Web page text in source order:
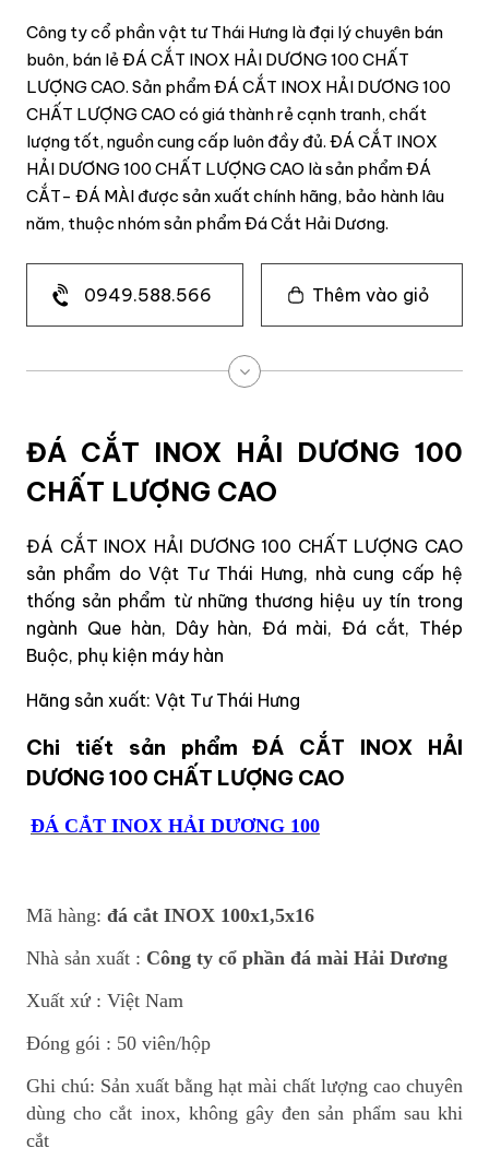
Công ty cổ phần vật tư Thái Hưng là đại lý chuyên bán
buôn, bán lẻ ĐÁ CẮT INOX HẢI DƯƠNG 100 CHẤT
LƯỢNG CAO. Sản phẩm ĐÁ CẮT INOX HẢI DƯƠNG 100
CHẤT LƯỢNG CAO có giá thành rẻ cạnh tranh, chất
lượng tốt, nguồn cung cấp luôn đầy đủ. ĐÁ CẮT INOX
HẢI DƯƠNG 100 CHẤT LƯỢNG CAO là sản phẩm ĐÁ
CẮT- ĐÁ MÀI được sản xuất chính hãng, bảo hành lâu
năm, thuộc nhóm sản phẩm Đá Cắt Hải Dương.
0949.588.566 Thêm vào giỏ
ĐÁ CẮT INOX HẢI DƯƠNG 100
CHẤT LƯỢNG CAO
ĐÁ CẮT INOX HẢI DƯƠNG 100 CHẤT LƯỢNG CAO
sản phẩm do Vật Tư Thái Hưng, nhà cung cấp hệ
thống sản phẩm từ những thương hiệu uy tín trong
ngành Que hàn, Dây hàn, Đá mài, Đá cắt, Thép
Buộc, phụ kiện máy hàn
Hãng sản xuất: Vật Tư Thái Hưng
Chi tiết sản phẩm ĐÁ CẮT INOX HẢI
DƯƠNG 100 CHẤT LƯỢNG CAO
ĐÁ CẮT INOX HẢI DƯƠNG 100
Mã hàng: đá cắt INOX 100x1,5x16
Nhà sản xuất : Công ty cổ phần đá mài Hải Dương
Xuất xứ : Việt Nam
Đóng gói : 50 viên/hộp
Ghi chú: Sản xuất bằng hạt mài chất lượng cao chuyên
dùng cho cắt inox, không gây đen sản phẩm sau khi
cắt